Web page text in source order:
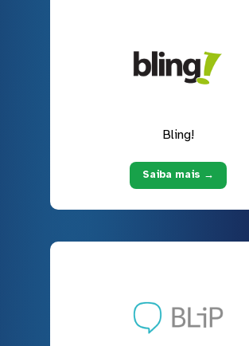
Bling!
Saiba mais →